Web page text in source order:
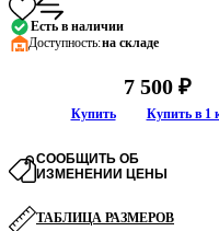
Есть в наличии
Доступность:на складе
7 500 ₽
Купить Купить в 1
СООБЩИТЬ ОБ
ИЗМЕНЕНИИ ЦЕНЫ
ТАБЛИЦА РАЗМЕРОВ